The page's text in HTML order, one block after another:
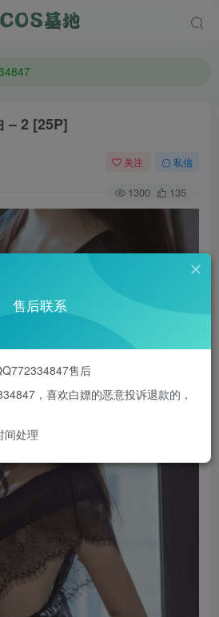
：772334847
七天佳》，实时查看最新站点。
– 2 [25P]
关注 私信
1300 135
售后联系
售后
，喜欢白嫖的恶意投诉退款的，
间处理